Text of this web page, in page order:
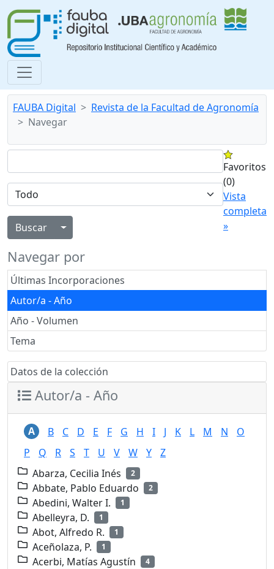
FAUBA Digital
Revista de la Facultad de Agronomía
Navegar
Alternar menú desplegable
Favoritos
(0)
Vista
completa
»
Navegar por
Últimas Incorporaciones
Autor/a - Año
Año - Volumen
Tema
Datos de la colección
Autor/a - Año
A B C D E F G H I J K L M N
O
P
Q R S T U V W Y
Z
Abarza, Cecilia Inés
2
Abbate, Pablo Eduardo 2
Abedini, Walter I. 1
Abelleyra, D. 1
Abot, Alfredo R. 1
Aceñolaza, P. 1
Acerbi, Matías Agustín 4